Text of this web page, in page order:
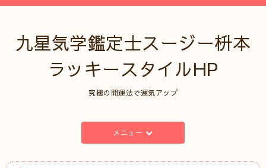
九星気学鑑定士スージー枡本
ラッキースタイルHP
究極の開運法で運気アップ
メニュー